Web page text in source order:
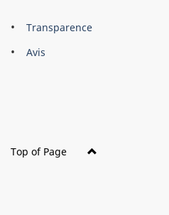
About
this
Brand
Transparence
Avis
Top of Page